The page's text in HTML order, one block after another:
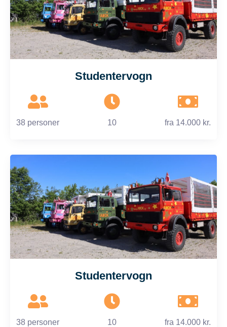
Studentervogn
38 personer 10 fra 14.000 kr.
Studentervogn
38 personer 10 fra 14.000 kr.